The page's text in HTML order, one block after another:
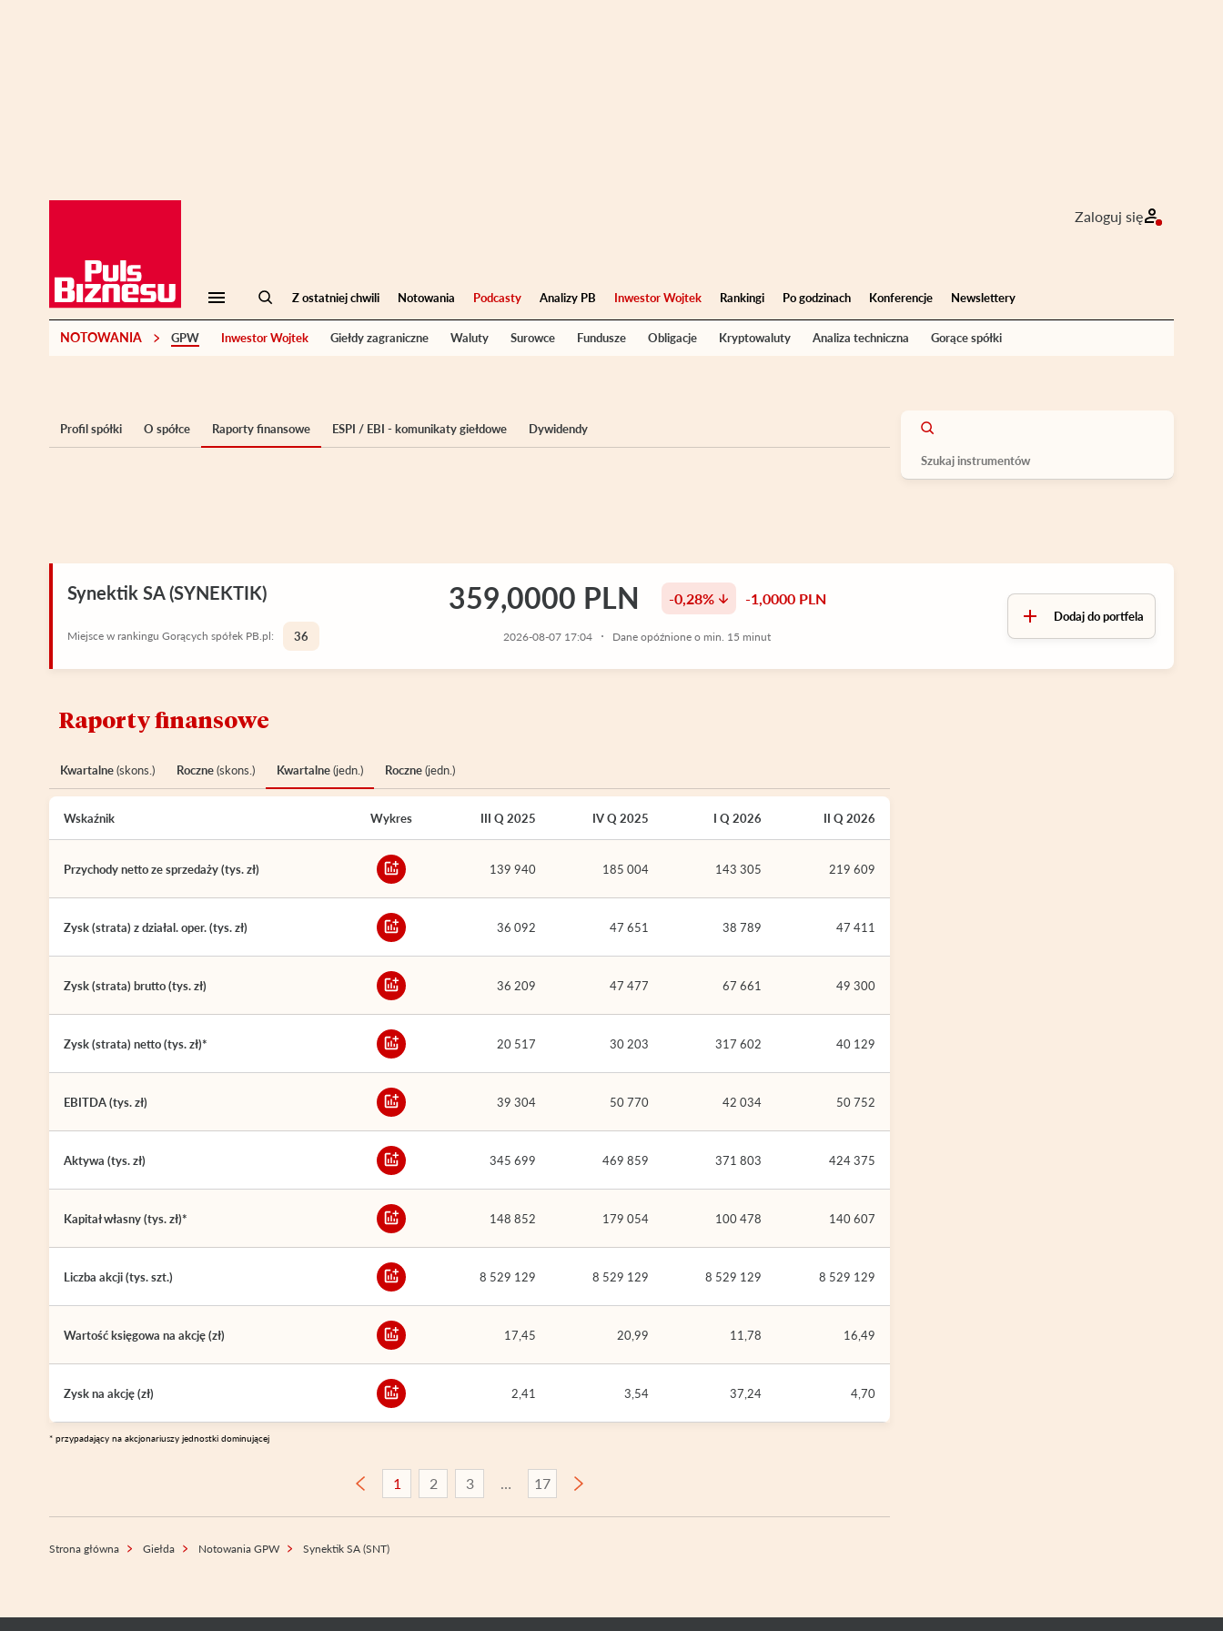
Zaloguj się
Z ostatniej chwili Notowania Podcasty Analizy PB Inwestor Wojtek Rankingi Po godzinach Konferencje Newslettery
NOTOWANIA GPW Inwestor Wojtek Giełdy zagraniczne Waluty Surowce Fundusze Obligacje Kryptowaluty Analiza techniczna Gorące spółki
Profil spółki O spółce Raporty finansowe ESPI / EBI - komunikaty giełdowe Dywidendy
Synektik SA (SYNEKTIK) 359,0000 PLN -0,28% -1,0000 PLN
2026-08-07 17:04 Dane opóźnione o min. 15 minut
Dodaj do portfela
Miejsce w rankingu Gorących spółek PB.pl: 36
Raporty finansowe
Kwartalne(skons.) Roczne(skons.) Kwartalne(jedn.) Roczne(jedn.)
Wskaźnik Wykres III Q 2025 IV Q 2025 I Q 2026 II Q 2026
Przychody netto ze sprzedaży (tys. zł) 139 940 185 004 143 305 219 609
Zysk (strata) z działal. oper. (tys. zł) 36 092 47 651 38 789 47 411
Zysk (strata) brutto (tys. zł) 36 209 47 477 67 661 49 300
Zysk (strata) netto (tys. zł)* 20 517 30 203 317 602 40 129
EBITDA (tys. zł) 39 304 50 770 42 034 50 752
Aktywa (tys. zł) 345 699 469 859 371 803 424 375
Kapitał własny (tys. zł)* 148 852 179 054 100 478 140 607
Liczba akcji (tys. szt.) 8 529 129 8 529 129 8 529 129 8 529 129
Wartość księgowa na akcję (zł) 17,45 20,99 11,78 16,49
Zysk na akcję (zł) 2,41 3,54 37,24 4,70
* przypadający na akcjonariuszy jednostki dominującej
1 2 3 17
Strona główna Giełda Notowania GPW Synektik SA (SNT)